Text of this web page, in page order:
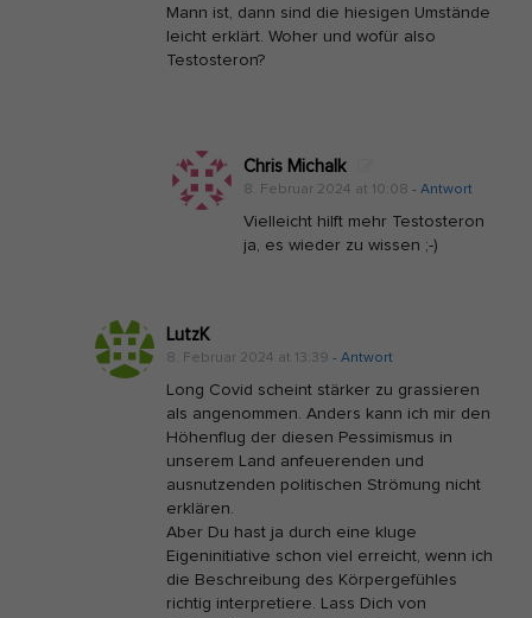
Mann ist, dann sind die hiesigen Umstände
leicht erklärt. Woher und wofür also
Testosteron?
Chris Michalk
8. Februar 2024 at 10:08 - Antwort
Vielleicht hilft mehr Testosteron
ja, es wieder zu wissen ;-)
LutzK
8. Februar 2024 at 13:39 - Antwort
Long Covid scheint stärker zu grassieren
als angenommen. Anders kann ich mir den
Höhenflug der diesen Pessimismus in
unserem Land anfeuerenden und
ausnutzenden politischen Strömung nicht
erklären.
Aber Du hast ja durch eine kluge
Eigeninitiative schon viel erreicht, wenn ich
die Beschreibung des Körpergefühles
richtig interpretiere. Lass Dich von